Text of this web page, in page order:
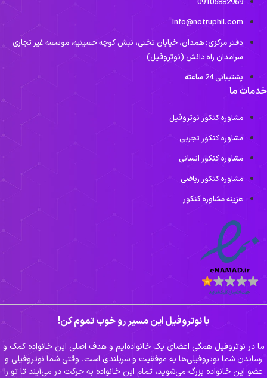
09105882969
Info@notruphil.com
دفتر مرکزی: همدان، خیابان تختی، نبش کوچه حسینیه، موسسه غیر تجاری
سرامدان راه دانش (نوتروفیل)
پشتیبانی 24 ساعته
ما
مشاوره کنکور نوتروفیل
مشاوره کنکور تجربی
مشاوره کنکور انسانی
مشاوره کنکور ریاضی
هزینه مشاوره کنکور
با نوتروفیل این مسیر رو خوب تموم کن!
ما در نوتروفیل همگی اعضای یک خانواده‌ایم و هدف اصلی این خانواده کمک و
رساندن شما نوتروفیلی‌ها به موفقیت و سربلندی است. وقتی شما نوتروفیلی و
عضو این خانواده بزرگ می‌شوید، تمام این خانواده به حرکت در می‌آیند تا تو را